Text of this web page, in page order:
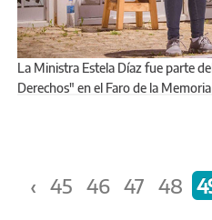
La Ministra Estela Díaz fue parte del lanzamiento de "Verano con
Derechos" en el Faro de la
‹ 45 46 47 48